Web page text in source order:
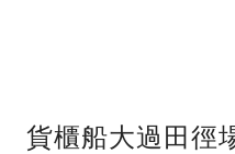
貨櫃船大過田徑